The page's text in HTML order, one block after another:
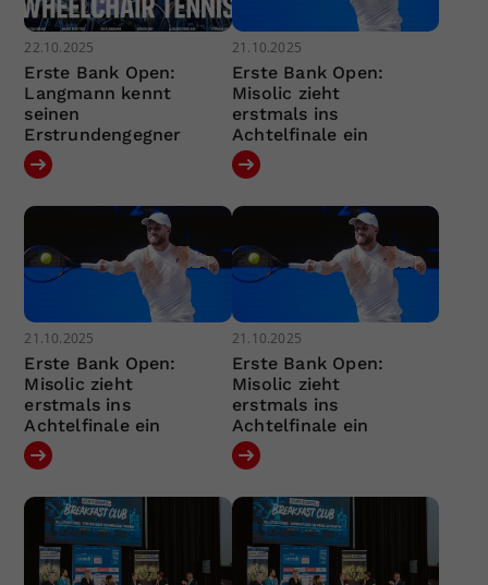
22.10.2025
Erste Bank Open:
Langmann kennt
seinen
Erstrundengegner
21.10.2025
Erste Bank Open:
Misolic zieht
erstmals ins
Achtelfinale ein
21.10.2025
Erste Bank Open:
Misolic zieht
erstmals ins
Achtelfinale ein
21.10.2025
Erste Bank Open:
Misolic zieht
erstmals ins
Achtelfinale ein